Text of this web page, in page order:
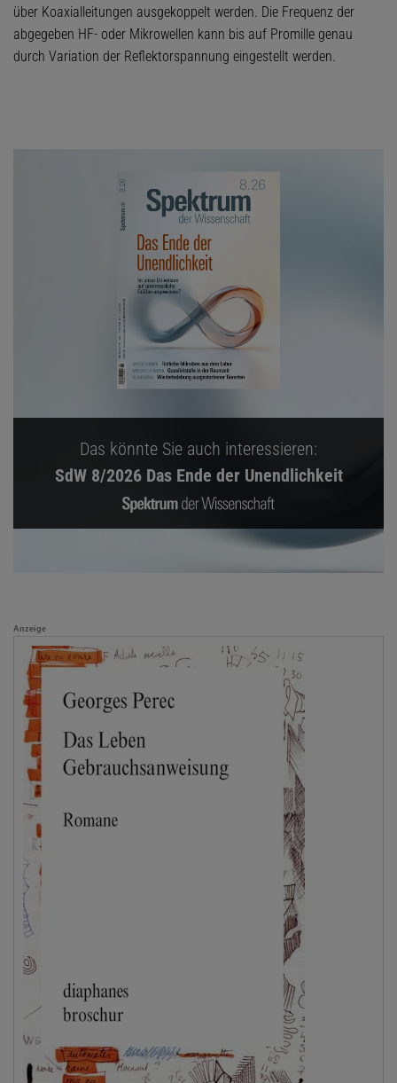
über Koaxialleitungen ausgekoppelt werden. Die Frequenz der
abgegeben HF- oder Mikrowellen kann bis auf Promille genau
durch Variation der Reflektorspannung eingestellt werden.
Das könnte Sie auch interessieren:
SdW 8/2026 Das Ende der Unendlichkeit
Anzeige